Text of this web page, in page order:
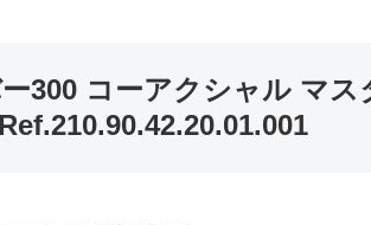
300 コーアクシャル マス